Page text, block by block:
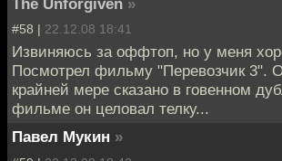
The Unforgiven »
#58 | 22.12.08 18:41
Извиняюсь за оффтоп, но у меня
Посмотрел фильму "Перевозчик 3".
крайней мере сказано в говенном
фильме он целовал телку...
Павел Мукин »